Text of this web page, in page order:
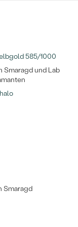
585/1000
Smaragd und Lab
Smaragd